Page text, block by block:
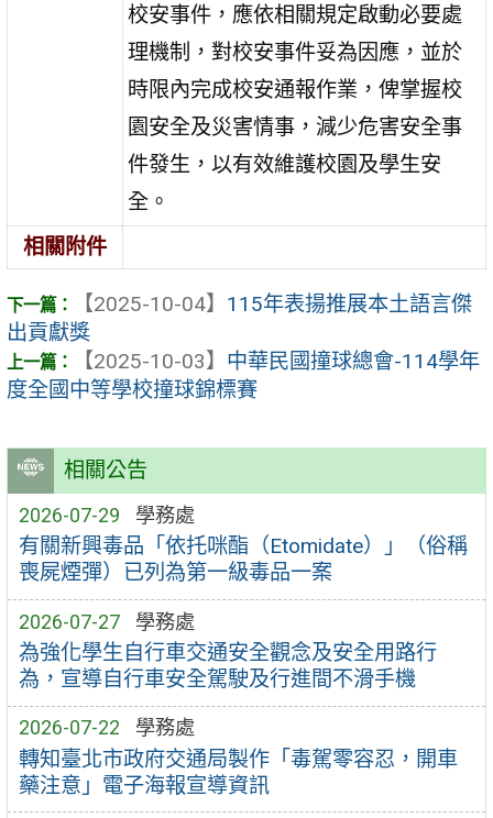
相關公告
2026-07-29 學務處
有關新興毒品「依托咪酯（Etomidate）」（俗稱
喪屍煙彈）已列為第一級毒品一案
2026-07-27 學務處
為強化學生自行車交通安全觀念及安全用路行
為，宣導自行車安全駕駛及行進間不滑手機
2026-07-22 學務處
轉知臺北市政府交通局製作「毒駕零容忍，開車
藥注意」電子海報宣導資訊
校安事件，應依相關規定啟動必要處
理機制，對校安事件妥為因應，並於
時限內完成校安通報作業，俾掌握校
園安全及災害情事，減少危害安全事
件發生，以有效維護校園及學生安
全。
相關附件
【2025-10-04】 115年表揚推展本土語言傑
出貢獻獎
【2025-10-03】 中華民國撞球總會-114學年
度全國中等學校撞球錦標賽